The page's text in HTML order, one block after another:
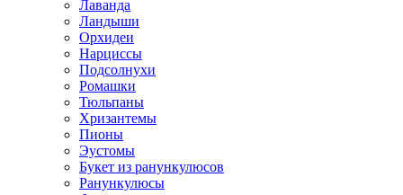
Лаванда
Ландыши
Орхидеи
Нарциссы
Подсолнухи
Ромашки
Тюльпаны
Хризантемы
Пионы
Эустомы
Букет из ранункулюсов
Ранункулюсы